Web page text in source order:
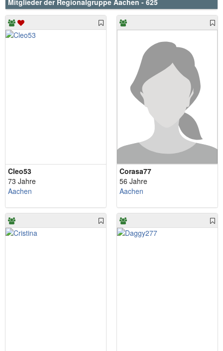
Mitglieder der Regionalgruppe Aachen - 625
Cleo53
73 Jahre
Aachen
Corasa77
56 Jahre
Aachen